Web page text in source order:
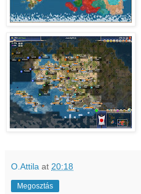
O.Attila at 20:18
Megosztás